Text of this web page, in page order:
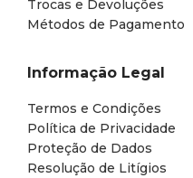
Trocas e Devoluções
Métodos de Pagamento
Informação Legal
Termos e Condições
Política de Privacidade
Proteção de Dados
Resolução de Litígios